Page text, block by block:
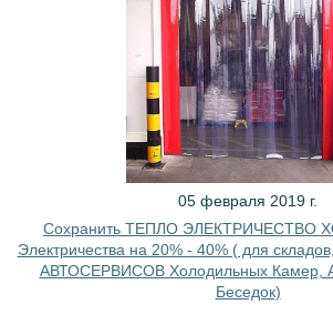
05 февраля 2019 г.
Сохранить ТЕПЛО ЭЛЕКТРИЧЕСТВО
Электричества на 20% - 40% ( для
АВТОСЕРВИСОВ Холодильных Камер,
Беседок)